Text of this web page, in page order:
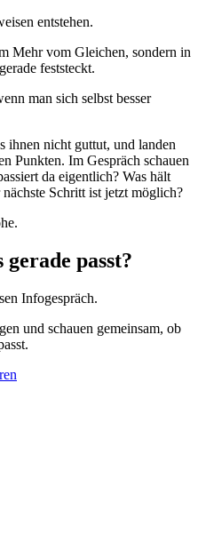
entstehen.
Mehr vom Gleichen, sondern in
feststeckt.
man sich selbst besser
ihnen nicht guttut, und landen
Punkten. Im Gespräch schauen
da eigentlich? Was hält
Schritt ist jetzt möglich?
gerade passt?
Infogespräch.
und schauen gemeinsam, ob